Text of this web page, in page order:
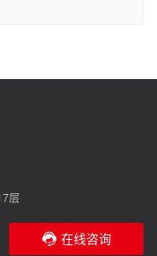
款的，扣缴义务人未按照
层
在线咨询